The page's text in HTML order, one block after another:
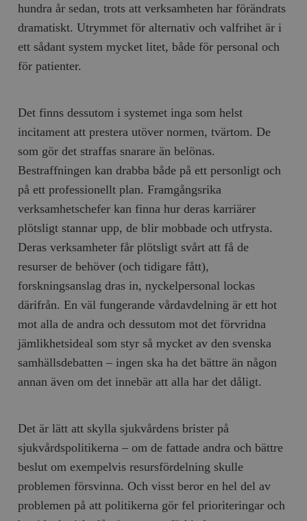
hundra år sedan, trots att verksamheten har förändrats
dramatiskt. Utrymmet för alternativ och valfrihet är i
ett sådant system mycket litet, både för personal och
för patienter.
Det finns dessutom i systemet inga som helst
incitament att prestera utöver normen, tvärtom. De
som gör det straffas snarare än belönas.
Bestraffningen kan drabba både på ett personligt och
på ett professionellt plan. Framgångsrika
verksamhetschefer kan finna hur deras karriärer
plötsligt stannar upp, de blir mobbade och utfrysta.
Deras verksamheter får plötsligt svårt att få de
resurser de behöver (och tidigare fått),
forskningsanslag dras in, nyckelpersonal lockas
därifrån. En väl fungerande vårdavdelning är ett hot
mot alla de andra och dessutom mot det förvridna
jämlikhetsideal som styr så mycket av den svenska
samhällsdebatten – ingen ska ha det bättre än någon
annan även om det innebär att alla har det dåligt.
Det är lätt att skylla sjukvårdens brister på
sjukvårdspolitikerna – om de fattade andra och bättre
beslut om exempelvis resursfördelning skulle
problemen försvinna. Och visst beror en hel del av
problemen på att politikerna gör fel prioriteringar och